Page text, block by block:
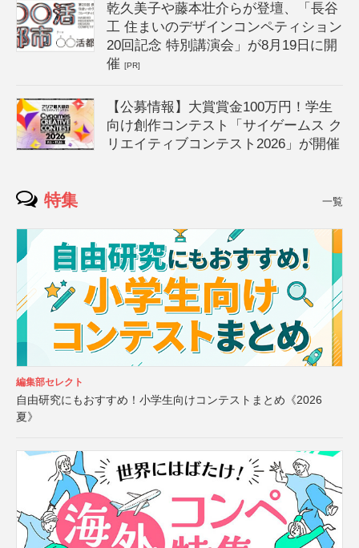
乾久美子や藤本壮介らが登壇、「長谷
工 住まいのデザインコンペティション
20回記念 特別講演会」が8月19日に開
催[PR]
【公募情報】大賞賞金100万円！学生
向け創作コンテスト「サイゲームス ク
リエイティブコンテスト2026」が開催
特集 一覧
編集部セレクト
自由研究にもおすすめ！小学生向けコンテストまとめ《2026
夏》